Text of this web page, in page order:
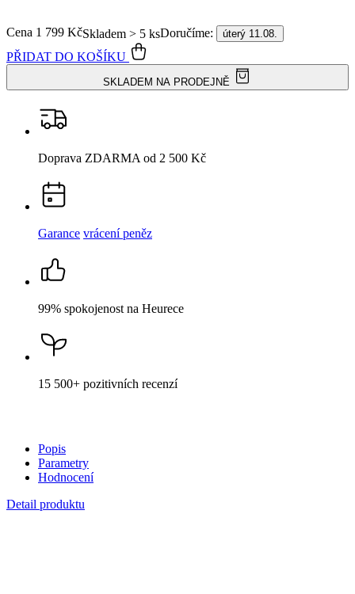
Skladem > 5 ksDoručíme: úterý 11.08.
Cena 1 799 Kč
PŘIDAT DO KOŠÍKU
SKLADEM NA PRODEJNĚ
Doprava ZDARMA od 2 500 Kč
Garance vrácení peněz
99% spokojenost na Heurece
15 500+ pozitivních recenzí
Popis
Parametry
Hodnocení
Detail produktu